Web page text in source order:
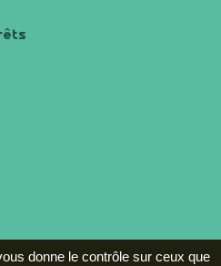
donne le contrôle sur ceux que